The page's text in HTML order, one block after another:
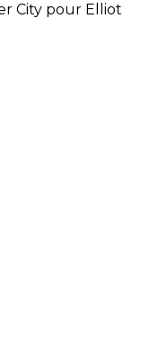
City pour Elliot